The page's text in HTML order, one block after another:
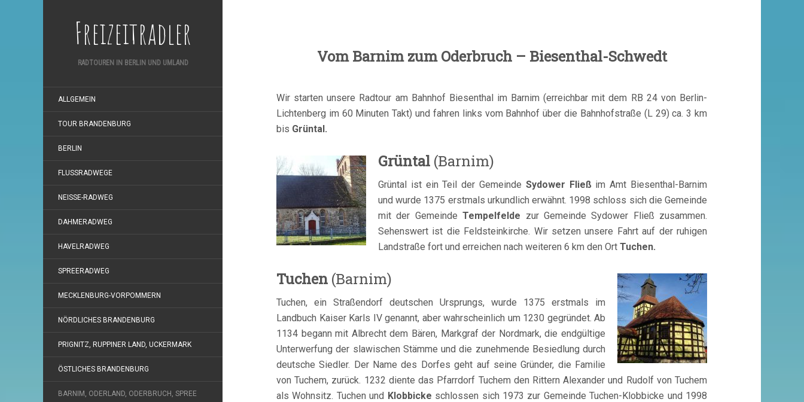
Freizeitradler
RADTOUREN IN BERLIN UND UMLAND
ALLGEMEIN
TOUR BRANDENBURG
BERLIN
FLUSSRADWEGE
NEISSE-RADWEG
DAHMERADWEG
HAVELRADWEG
SPREERADWEG
MECKLENBURG-VORPOMMERN
NÖRDLICHES BRANDENBURG
PRIGNITZ, RUPPINER LAND, UCKERMARK
ÖSTLICHES BRANDENBURG
BARNIM, ODERLAND, ODERBRUCH, SPREE
Vom Barnim zum Oderbruch – Biesenthal-Schwedt
Wir starten unsere Radtour am Bahnhof Biesenthal im Barnim (erreichbar mit dem RB 24 von Berlin-
Lichtenberg im 60 Minuten Takt) und fahren links vom Bahnhof über die Bahnhofstraße (L 29) ca. 3 km
bis Grüntal.
Grüntal (Barnim)
Grüntal ist ein Teil der Gemeinde Sydower Fließim Amt Biesenthal-Barnim
und wurde 1375 erstmals urkundlich erwähnt. 1998 schloss sich die Gemeinde
mit der GemeindeTempelfelde zur Gemeinde Sydower Fließ zusammen.
Sehenswert ist die Feldsteinkirche. Wir setzen unsere Fahrt auf der ruhigen
Landstraße fort und erreichen nach weiteren 6 km den Ort Tuchen.
Tuchen (Barnim)
Tuchen, ein Straßendorf deutschen Ursprungs, wurde 1375 erstmals im
Landbuch Kaiser Karls IV genannt, aber wahrscheinlich um 1230 gegründet. Ab
1134 begann mit Albrecht dem Bären, Markgraf der Nordmark, die endgültige
Unterwerfung der slawischen Stämme und die zunehmende Besiedlung durch
deutsche Siedler. Der Name des Dorfes geht auf seine Gründer, die Familie
von Tuchem, zurück. 1232 diente das Pfarrdorf Tuchem den Rittern Alexander und Rudolf von Tuchem
als Wohnsitz. Tuchen und Klobbicke schlossen sich 1973 zur Gemeinde Tuchen-Klobbicke und 1998